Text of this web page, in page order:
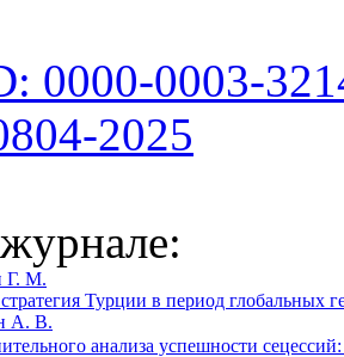
0000-0003-
2025
Г. М.
Турции в период глобальных
А. В.
анализа успешности